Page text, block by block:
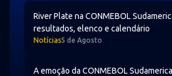
River Plate na CONMEBOL
resultados, elenco e calendário
Notícias5 de Agosto
A emoção da CONMEBOL